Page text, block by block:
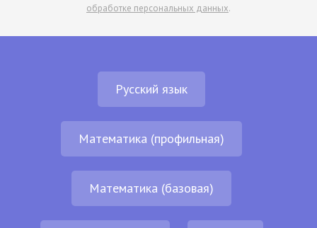
обработке персональных данных.
Русский язык
Математика (профильная)
Математика (базовая)